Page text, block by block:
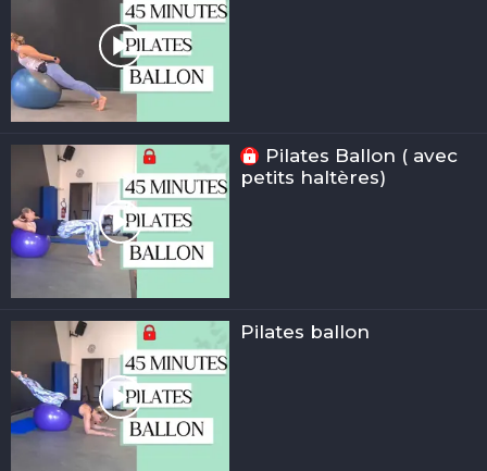
Pilates Ballon ( avec
petits haltères)
Pilates ballon